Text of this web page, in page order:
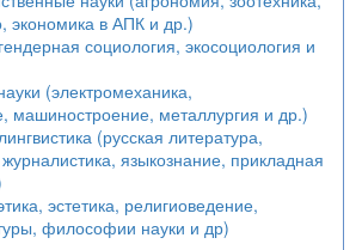
лесное хозяйство, экономика в АПК и др.)
социология, экосоциология и
(электромеханика,
машиностроение, металлургия и др.)
(русская литература,
языкознание, прикладная
эстетика, религиоведение,
философии науки и др)